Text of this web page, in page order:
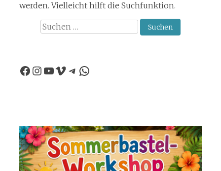
werden. Vielleicht hilft die Suchfunktion.
Suchen
nach:
Facebook
Instagram
YouTube
Vimeo
Telegram
WhatsApp